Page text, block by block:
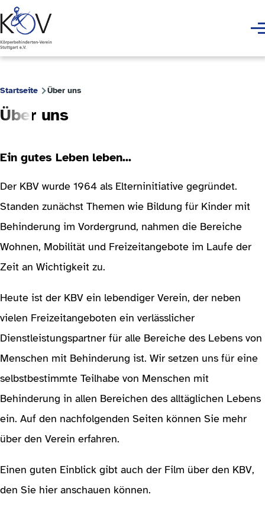
Direkt zum Inhalt
Pfadnavigation
Startseite Über uns
Über uns
Ein gutes Leben leben...
Der KBV wurde 1964 als Elterninitiative gegründet.
Standen zunächst Themen wie Bildung für Kinder mit
Behinderung im Vordergrund, nahmen die Bereiche
Wohnen, Mobilität und Freizeitangebote im Laufe der
Zeit an Wichtigkeit zu.
Heute ist der KBV ein lebendiger Verein, der neben
vielen Freizeitangeboten ein verlässlicher
Dienstleistungspartner für alle Bereiche des Lebens von
Menschen mit Behinderung ist. Wir setzen uns für eine
selbstbestimmte Teilhabe von Menschen mit
Behinderung in allen Bereichen des alltäglichen Lebens
ein. Auf den nachfolgenden Seiten können Sie mehr
über den Verein erfahren.
Einen guten Einblick gibt auch der Film über den KBV,
den Sie hier anschauen können.